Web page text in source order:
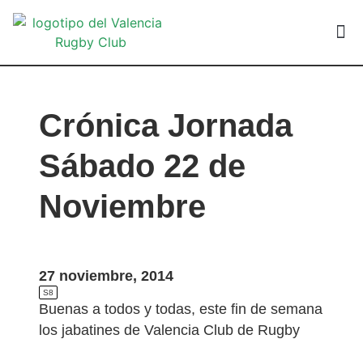
Crónica Jornada
Sábado 22 de
Noviembre
27 noviembre, 2014
S8
Buenas a todos y todas, este fin de semana
los jabatines de Valencia Club de Rugby